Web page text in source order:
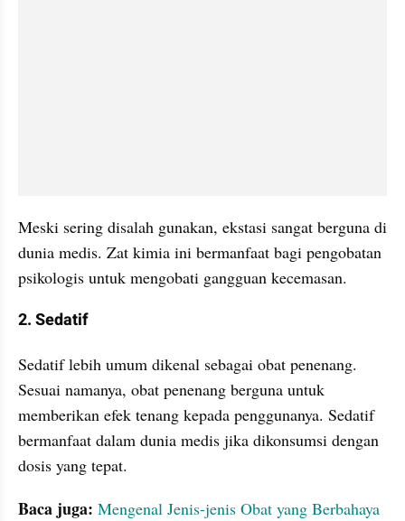
Meski sering disalah gunakan, ekstasi sangat berguna di
dunia medis. Zat kimia ini bermanfaat bagi pengobatan
psikologis untuk mengobati gangguan kecemasan.
2. Sedatif
Sedatif lebih umum dikenal sebagai obat penenang.
Sesuai namanya, obat penenang berguna untuk
memberikan efek tenang kepada penggunanya. Sedatif
bermanfaat dalam dunia medis jika dikonsumsi dengan
dosis yang tepat.
Baca juga: Mengenal Jenis-jenis Obat yang Berbahaya